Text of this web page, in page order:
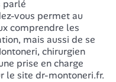
parlé
vous permet au
comprendre les
mais aussi de se
chirurgien
prise en charge
le site dr-montoneri.fr.